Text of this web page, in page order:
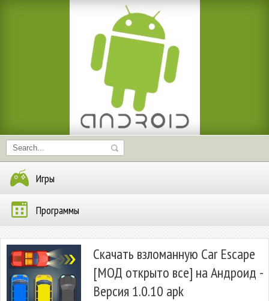
Игры
Программы
Скачать взломанную Car Escape
[МОД открыто все] на Андроид -
Версия 1.0.10 apk